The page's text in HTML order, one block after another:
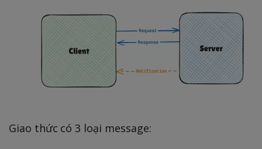
Giao thức có 3 loại message: